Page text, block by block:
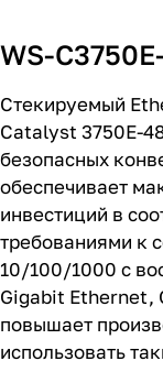
WS-
Стекируемый
Catalyst 3750E-
безопасных
обеспечивает
инвестиций в
требованиями к
10/100/1000 с
Gigabit Ethernet,
повышает
использовать